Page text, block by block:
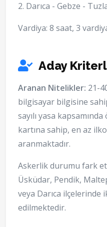
2. Darıca - Gebze -
Vardiya: 8 saat, 3
Aday
Aranan Nitelikler: 21-
bilgisayar bilgisine
sayılı yasa
kartına sahip, en az
aranmaktadır.
Askerlik durumu fark
Üsküdar, Pendik,
veya Darıca ilçelerinde
edilmektedir.